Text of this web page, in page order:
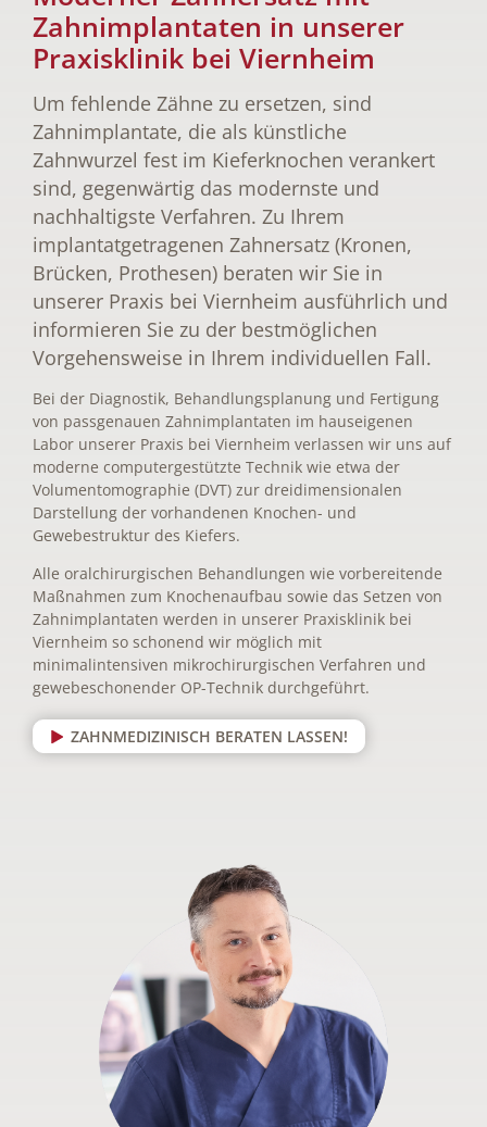
Zahnimplantaten in unserer
Praxisklinik bei Viernheim
Um fehlende Zähne zu ersetzen, sind
Zahnimplantate, die als künstliche
Zahnwurzel fest im Kieferknochen verankert
sind, gegenwärtig das modernste und
nachhaltigste Verfahren. Zu Ihrem
implantatgetragenen Zahnersatz (Kronen,
Brücken, Prothesen) beraten wir Sie in
unserer Praxis bei Viernheim ausführlich und
informieren Sie zu der bestmöglichen
Vorgehensweise in Ihrem individuellen Fall.
Bei der Diagnostik, Behandlungsplanung und Fertigung
von passgenauen Zahnimplantaten im hauseigenen
Labor unserer Praxis bei Viernheim verlassen wir uns auf
moderne computergestützte Technik wie etwa der
Volumentomographie (DVT) zur dreidimensionalen
Darstellung der vorhandenen Knochen- und
Gewebestruktur des Kiefers.
Alle oralchirurgischen Behandlungen wie vorbereitende
Maßnahmen zum Knochenaufbau sowie das Setzen von
Zahnimplantaten werden in unserer Praxisklinik bei
Viernheim so schonend wir möglich mit
minimalintensiven mikrochirurgischen Verfahren und
gewebeschonender OP-Technik durchgeführt.
ZAHNMEDIZINISCH BERATEN LASSEN!